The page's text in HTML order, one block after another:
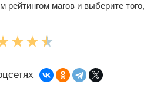
рейтингом магов и выберите того,